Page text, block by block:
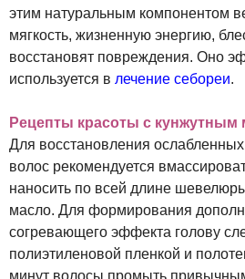
этим натуральным компонентом
мягкость, жизненную энергию,
восстановят повреждения. Оно
используется в лечение себореи.
Рецепты красоты с кунжутным
Для восстановления
волос рекомендуется
наносить по всей длине
масло. Для формирования
согревающего эффекта голову
полиэтиленовой пленкой и
минут волосы промыть